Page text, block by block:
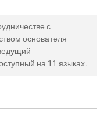
с
основателя
на 11 языках.